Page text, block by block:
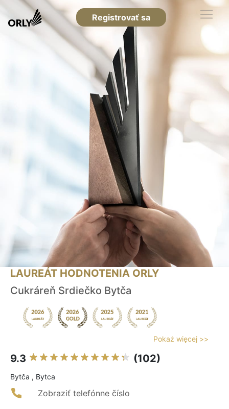
Registrovať sa
LAUREÁT HODNOTENIA ORLY
Cukráreň Srdiečko Bytča
Pokaż więcej >>
9.3 (102)
Bytča , Bytca
Zobraziť telefónne číslo